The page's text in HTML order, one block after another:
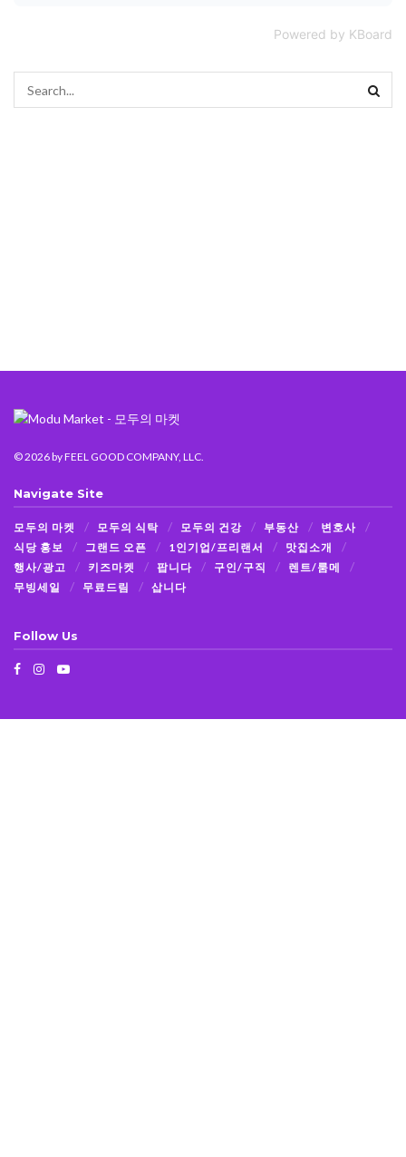
Powered by KBoard
© 2026by FEEL GOOD COMPANY, LLC.
Navigate Site
모두의 마켓 모두의 식탁 모두의 건강 부동산
변호사
식당 홍보
그랜드 오픈 1인기업/프리랜서
맛집소개
행사/광고
키즈마켓 팝니다 구인/구직
렌트/룸메
무빙세일
무료드림 삽니다
Follow Us